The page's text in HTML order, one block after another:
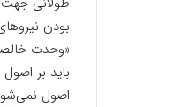
بودن
«وحدت
باید بر
اصول